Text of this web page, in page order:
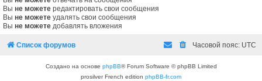
Вы не можете редактировать свои сообщения
Вы не можете удалять свои сообщения
Вы не можете добавлять вложения
Список форумов Часовой пояс: UTC
Создано на основе phpBB® Forum Software © phpBB Limited
prosilver French edition phpBB-fr.com